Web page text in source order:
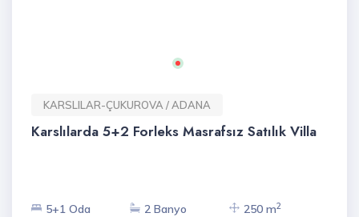
KARSLILAR-ÇUKUROVA / ADANA
Karslılarda 5+2 Forleks Masrafsız Satılık Villa
5+1 Oda 2 Banyo 250 m2